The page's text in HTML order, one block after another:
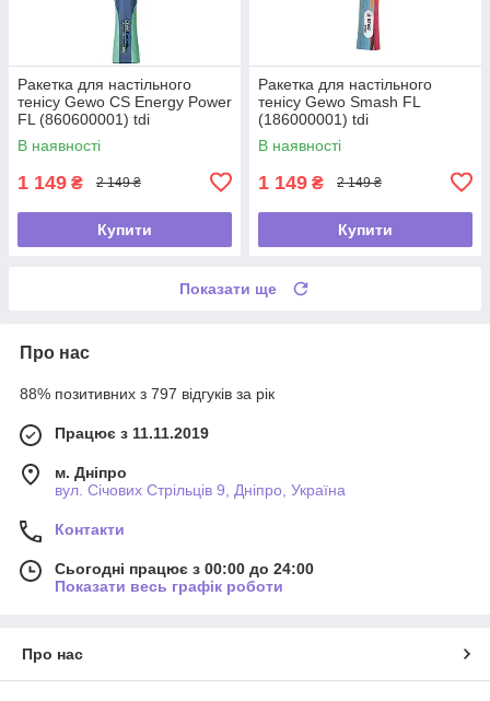
Ракетка для настільного
тенісу Gewo CS Energy Power
FL (860600001) tdi
В наявності
1 149 ₴ 2 149 ₴
Купити
Ракетка для настільного
тенісу Gewo Smash FL
(186000001) tdi
В наявності
1 149 ₴ 2 149 ₴
Купити
Показати ще
Про нас
88% позитивних з 797 відгуків за рік
Працює з 11.11.2019
м. Дніпро
вул. Січових Стрільців 9, Дніпро, Україна
Контакти
Сьогодні працює з 00:00 до 24:00
Показати весь графік роботи
Про нас